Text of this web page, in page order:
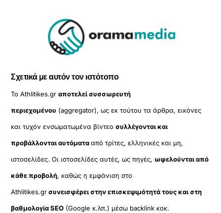
Σχετικά με αυτόν τον ιστότοπο
Το Athlitikes.grαποτελεί συσσωρευτή
περιεχομένου (aggregator), ως εκ τούτου τα άρθρα, εικόνες
και τυχόν ενσωματωμένα βίντεοσυλλέγονται και
προβάλλονται αυτόματααπό τρίτες, ελληνικές και μη,
ιστοσελίδες. Οι ιστοσελίδες αυτές, ως πηγές, ωφελούνται από
κάθε προβολή, καθώς η εμφάνιση στο
Athlitikes.grσυνεισφέρει στην επισκεψιμότητά τους και στη
βαθμολογία SEO (Google κ.λπ.) μέσω backlink κοκ.